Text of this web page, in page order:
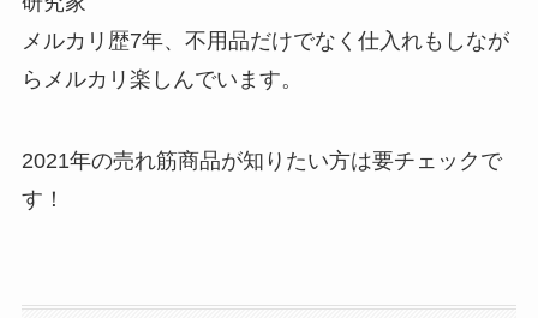
メルカリ歴7年、不用品だけでなく仕入れもしなが
らメルカリ楽しんでいます。
2021年の売れ筋商品が知りたい方は要チェックで
す！